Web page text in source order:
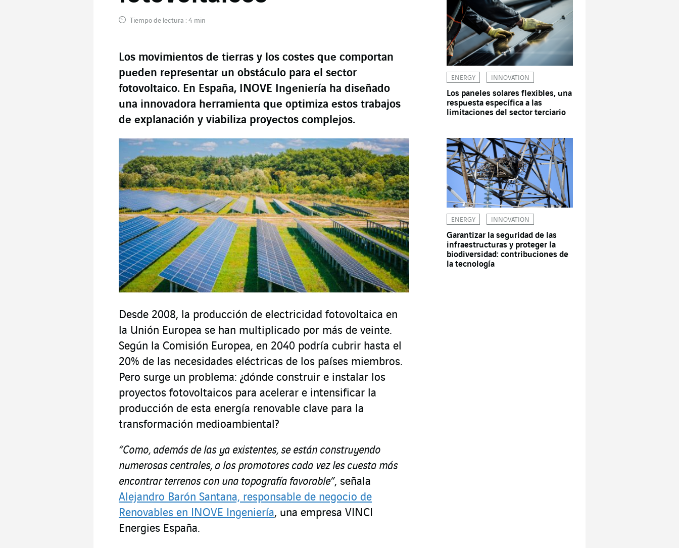
Tiempo de lectura : 4 min
Los movimientos de tierras y los costes que comportan
pueden representar un obstáculo para el sector
fotovoltaico. En España, INOVE Ingeniería ha diseñado
una innovadora herramienta que optimiza estos trabajos
de explanación y viabiliza proyectos complejos.
Desde 2008, la producción de electricidad fotovoltaica en
la Unión Europea se han multiplicado por más de veinte.
Según la Comisión Europea, en 2040 podría cubrir hasta el
20% de las necesidades eléctricas de los países miembros.
Pero surge un problema: ¿dónde construir e instalar los
proyectos fotovoltaicos para acelerar e intensificar la
producción de esta energía renovable clave para la
transformación medioambiental?
“Como, además de las ya existentes, se están construyendo
numerosas centrales, a los promotores cada vez les cuesta más
encontrar terrenos con una topografía favorable”, señala
Alejandro Barón Santana, responsable de negocio de
Renovables en INOVE Ingeniería, una empresa VINCI
Energies España.
ENERGY INNOVATION
Los paneles solares flexibles, una
respuesta específica a las
limitaciones del sector terciario
ENERGY INNOVATION
Garantizar la seguridad de las
infraestructuras y proteger la
biodiversidad: contribuciones de
la tecnología